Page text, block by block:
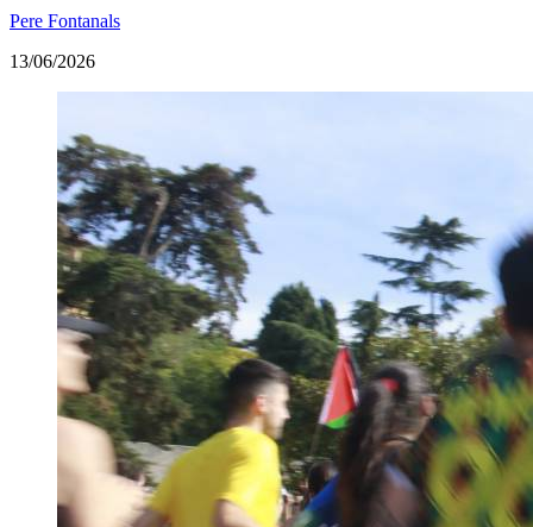
Pere Fontanals
13/06/2026